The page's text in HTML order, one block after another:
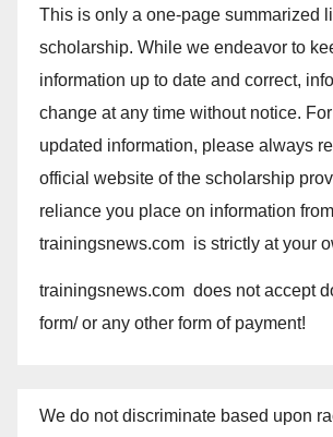
This is only a one-page summarized
scholarship. While we endeavor to
information up to date and correct,
change at any time without notice.
updated information, please always
official website of the scholarship
reliance you place on information from
trainingsnews.com is strictly at your
trainingsnews.com does not accept
form/ or any other form of payment!
We do not discriminate based upon